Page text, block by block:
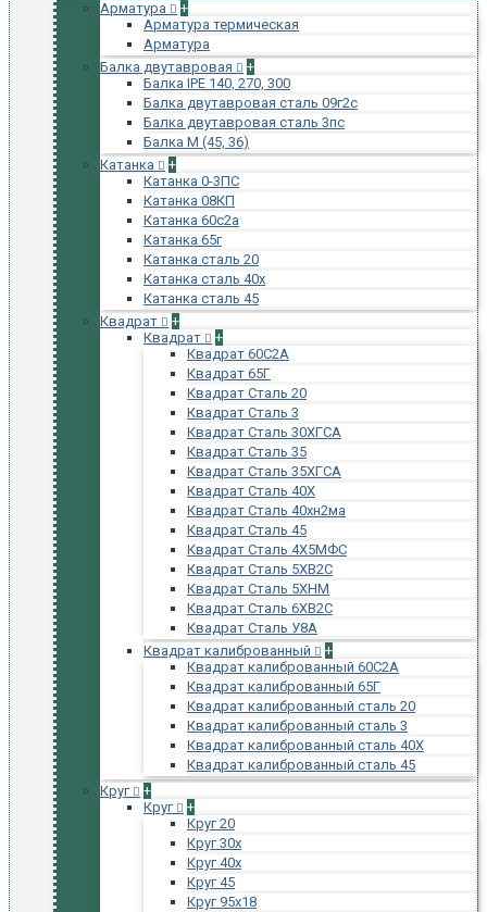
Арматура
+
Арматура термическая
Арматура
Балка двутавровая
+
Балка IPE 140, 270, 300
Балка двутавровая сталь 09г2с
Балка двутавровая сталь 3пс
Балка М (45, 36)
Катанка
+
Катанка 0-3ПС
Катанка 08КП
Катанка 60с2а
Катанка 65г
Катанка сталь 20
Катанка сталь 40х
Катанка сталь 45
Квадрат
+
Квадрат
+
Квадрат 60С2А
Квадрат 65Г
Квадрат Сталь 20
Квадрат Сталь 3
Квадрат Сталь 30ХГСА
Квадрат Сталь 35
Квадрат Сталь 35ХГСА
Квадрат Сталь 40Х
Квадрат Сталь 40хн2ма
Квадрат Сталь 45
Квадрат Сталь 4Х5МФС
Квадрат Сталь 5ХВ2С
Квадрат Сталь 5ХНМ
Квадрат Сталь 6ХВ2С
Квадрат Сталь У8А
Квадрат калиброванный
+
Квадрат калиброванный 60С2А
Квадрат калиброванный 65Г
Квадрат калиброванный сталь 20
Квадрат калиброванный сталь 3
Квадрат калиброванный сталь 40Х
Квадрат калиброванный сталь 45
Круг
+
Круг
+
Круг 20
Круг 30х
Круг 40х
Круг 45
Круг 95х18